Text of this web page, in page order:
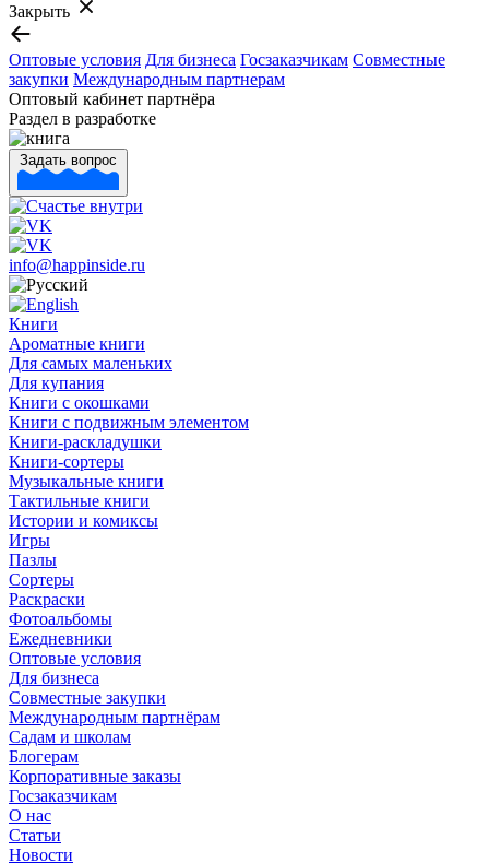
Закрыть
Оптовые условия Для бизнеса Госзаказчикам Совместные
закупки Международным партнерам
Оптовый кабинет партнёра
Раздел в разработке
Задать вопрос
info@happinside.ru
Книги
Ароматные книги
Для самых маленьких
Для купания
Книги с окошками
Книги с подвижным элементом
Книги-раскладушки
Книги-сортеры
Музыкальные книги
Тактильные книги
Истории и комиксы
Игры
Пазлы
Сортеры
Раскраски
Фотоальбомы
Ежедневники
Оптовые условия
Для бизнеса
Совместные закупки
Международным партнёрам
Садам и школам
Блогерам
Корпоративные заказы
Госзаказчикам
О нас
Статьи
Новости